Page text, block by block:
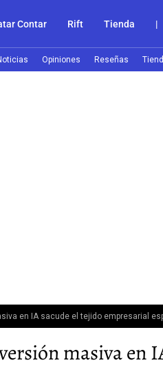
Contar Rift Tienda |
Opiniones Reseñas
en IA sacude el tejido empresarial
masiva en